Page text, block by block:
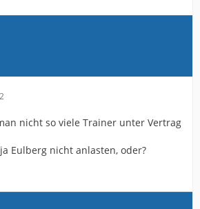
nicht so viele Trainer unter Vertrag
Eulberg nicht anlasten, oder?